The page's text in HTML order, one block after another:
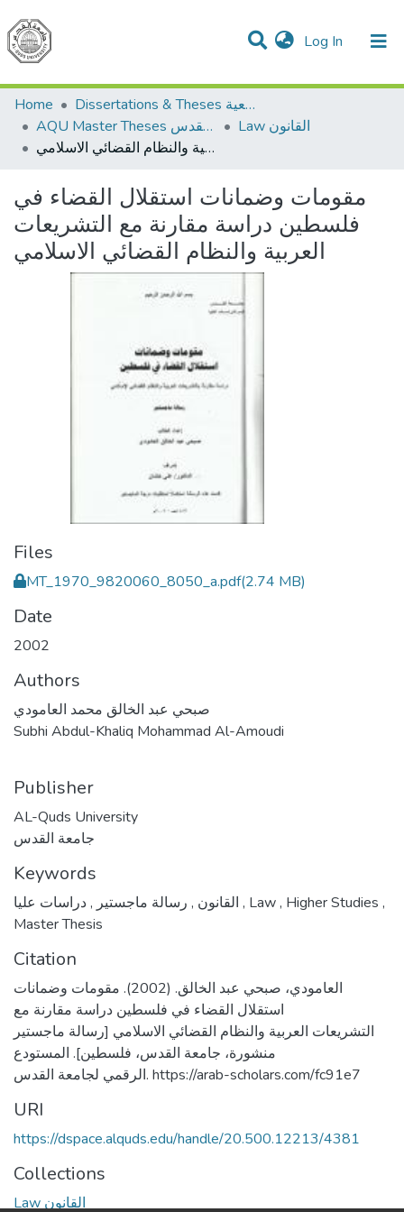
Log In (current)
Communities & Collections
All of DSpace
Home
Dissertations & Theses الرسائل الجامعية
AQU Master Theses الرسائل الجامعية الخاصة بجامعة القدس
Law القانون
مقومات وضمانات استقلال القضاء في فلسطين دراسة مقارنة مع التشريعات العربية والنظام القضائي الاسلامي
مقومات وضمانات استقلال القضاء في
فلسطين دراسة مقارنة مع التشريعات
العربية والنظام القضائي الاسلامي
Files
MT_1970_9820060_8050_a.pdf(2.74 MB)
Date
2002
Authors
صبحي عبد الخالق محمد العامودي
Subhi Abdul-Khaliq Mohammad Al-Amoudi
Publisher
AL-Quds University
جامعة القدس
Keywords
القانون , رسالة ماجستير , , Law, Higher Studies ,
Master Thesis
Citation
العامودي، صبحي عبد الخالق. (2002). مقومات وضمانات
استقلال القضاء في فلسطين دراسة مقارنة مع
التشريعات العربية والنظام القضائي الاسلامي [رسالة ماجستير
منشورة، جامعة القدس، فلسطين]. المستودع
الرقمي لجامعة القدس. https://arab-scholars.com/fc91e7
URI
https://dspace.alquds.edu/handle/20.500.12213/4381
Collections
Law القانون